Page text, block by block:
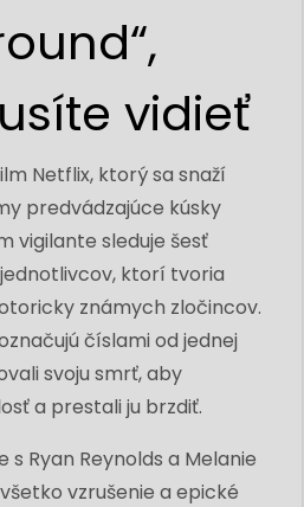
vidieť
Netflix, ktorý sa snaží
predvádzajúce kúsky
vigilante sleduje šesť
ktorí tvoria
známych zločincov.
číslami od jednej
svoju smrť, aby
a prestali ju brzdiť.
Ryan Reynolds a Melanie
vzrušenie a epické